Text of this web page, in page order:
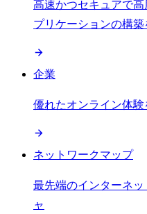
高速かつセキュアで
プリケーションの構築
企業
優れたオンライン体
ネットワークマップ
最先端のインターネ
ャ